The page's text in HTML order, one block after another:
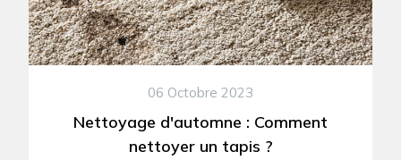
06 Octobre 2023
Nettoyage d'automne : Comment
nettoyer un tapis ?